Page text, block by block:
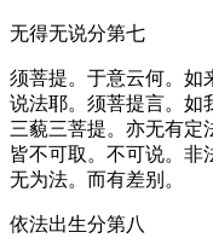
无得无说分第七
须菩提。于意云何。如
说法耶。须菩提言。如
三藐三菩提。亦无有定
皆不可取。不可说。非
无为法。而有差别。
依法出生分第八